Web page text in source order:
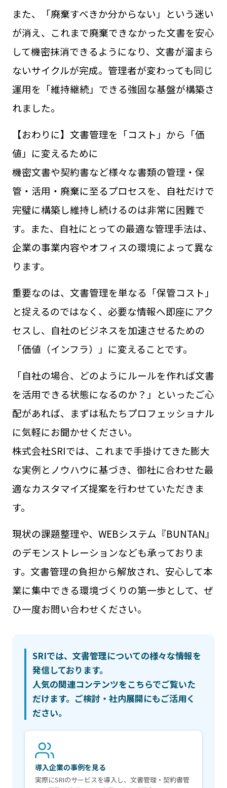
また、「廃棄すべきか分からない」という迷い
が消え、これまで廃棄できなかった文書を安心
して機密抹消できるようになり、文書が溜まら
ないサイクルが完成。管理者が変わっても同じ
運用を「維持継続」できる強固な基盤が構築さ
れました。
【おわりに】文書管理を「コスト」から「価
値」に変えるために
機密文書や契約書など様々な書類の管理・保
管・活用・廃棄に至るプロセスを、自社だけで
完璧に構築し維持し続けるのは非常に困難で
す。また、自社にとっての最適な管理手法は、
企業の事業内容やオフィスの環境によって異な
ります。
重要なのは、文書管理を単なる「保管コスト」
と捉えるのではなく、必要な情報へ即座にアク
セスし、自社のビジネスを加速させるための
「価値（インフラ）」に変えることです。
「自社の場合、どのようにルールを作れば文書
を活用できる状態になるのか？」といったご心
配があれば、まずは私たちプロフェッショナル
に気軽にお聞かせください。
株式会社SRIでは、これまで手掛けてきた膨大
な実例とノウハウに基づき、御社に合わせた最
適なカスタマイズ提案を行わせていただきま
す。
現状の課題整理や、WEBシステム『BUNTAN』
のデモンストレーションなども承っておりま
す。文書管理の負担から解放され、安心して本
業に集中できる環境づくりの第一歩として、ぜ
ひ一度お問い合わせください。
SRIでは、文書管理についての様々な情報を
発信しております。
人気の関連コンテンツをこちらでご覧いた
だけます。ご検討・社内展開にもご活用く
ださい。
導入企業の事例を見る
実際にSRIのサービスを導入し、文書管理・契約書管